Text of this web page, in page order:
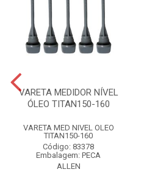
VARETA MEDIDOR NÍVEL
ÓLEO TITAN150-160
VARETA MED NIVEL OLEO
TITAN150-160
Código: 83378
Embalagem: PECA
ALLEN